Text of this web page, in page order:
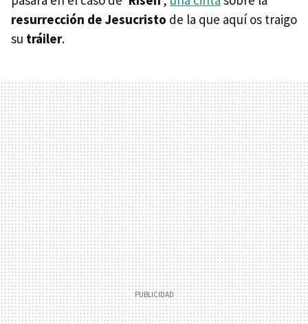
resurrección de Jesucristo de la que aquí os traigo
su tráiler.